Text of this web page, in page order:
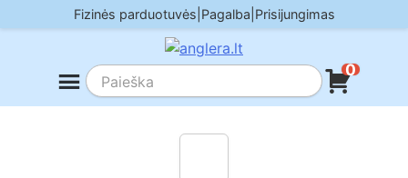
to
Fizinės parduotuvės Pagalba Prisijungimas
0